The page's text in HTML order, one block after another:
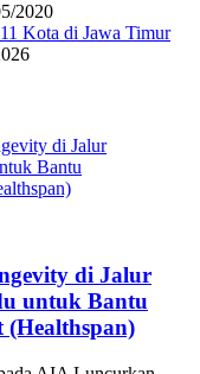
2020
Kota di Jawa Timur
di Jalur
untuk Bantu
(Healthspan)